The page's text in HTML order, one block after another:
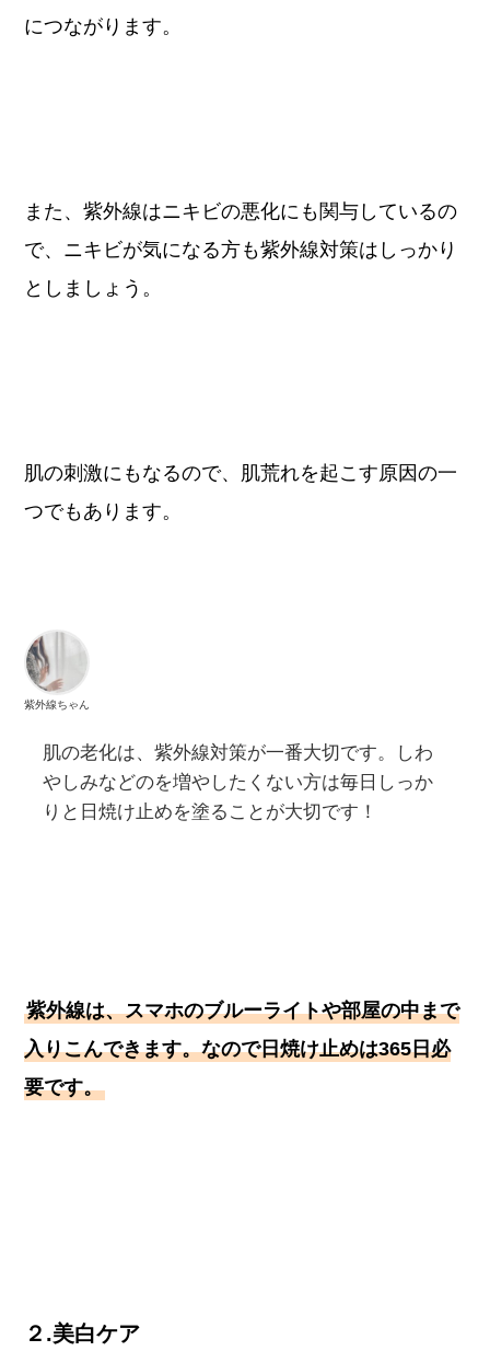
につながります。
また、紫外線はニキビの悪化にも関与しているの
で、ニキビが気になる方も紫外線対策はしっかり
としましょう。
肌の刺激にもなるので、肌荒れを起こす原因の一
つでもあります。
紫外線ちゃん
肌の老化は、紫外線対策が一番大切です。しわ
やしみなどのを増やしたくない方は毎日しっか
りと日焼け止めを塗ることが大切です！
紫外線は、スマホのブルーライトや部屋の中まで
入りこんできます。なので日焼け止めは365日必
要です。
２.美白ケア